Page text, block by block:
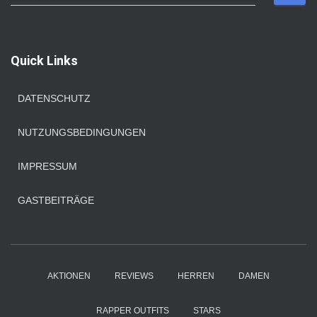
u
n
Quick Links
DATENSCHUTZ
NUTZUNGSBEDINGUNGEN
IMPRESSUM
GASTBEITRÄGE
AKTIONEN REVIEWS HERREN DAMEN
RAPPER OUTFITS STARS